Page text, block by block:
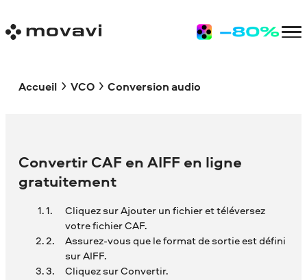
Accueil VCO Conversion audio
Convertir CAF en AIFF en ligne
gratuitement
Cliquez sur Ajouter un fichier et téléversez
votre fichier CAF.
Assurez-vous que le format de sortie est défini
sur AIFF.
Cliquez sur Convertir.